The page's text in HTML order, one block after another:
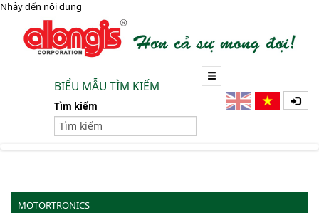
Nhảy đến nội dung
BIỂU MẪU TÌM KIẾM
Tìm kiếm
MOTORTRONICS